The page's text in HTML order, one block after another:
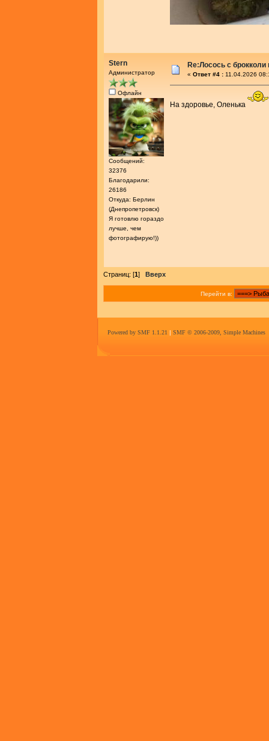
Stern
Администратор
Офлайн
Сообщений:
32376
Благодарили:
26186
Откуда: Берлин
(Днепропетровск)
Я готовлю гораздо
лучше, чем
фотографирую!))
Re:Лосось с
« Ответ #4 : 11.04.2026
На здоровье, Оленька
Страниц: [1] Вверх
Перейти в:
Powered by SMF 1.1.21 | SMF © 2006-2009, Simple Machines